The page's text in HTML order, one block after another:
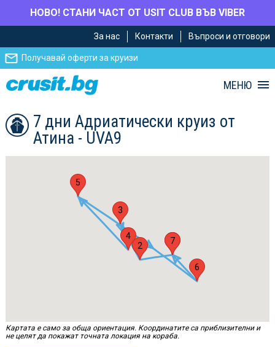
НОВО! СТАНИ ЧАСТ ОТ USIT CLUB ВЪВ VIBER
главното
съдържание
Навигацията
За нас Контакти Въпроси и отговори
Получавай оферти за круизи
МЕНЮ
7 дни Адриатически круиз от
Атина - UVA9
1
2
3
4
5
6
7
Картата е само за обща ориентация. Координатите са приблизителни и
не целят да покажат точната локация на кораба.